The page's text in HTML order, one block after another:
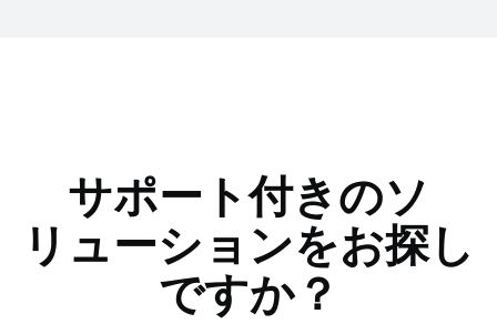
サポート付きのソ
リューションをお探し
ですか？